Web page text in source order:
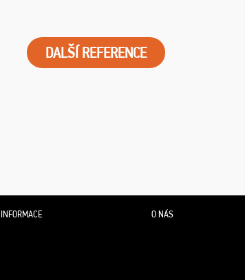
DALŠÍ REFERENCE
INFORMACE O NÁS